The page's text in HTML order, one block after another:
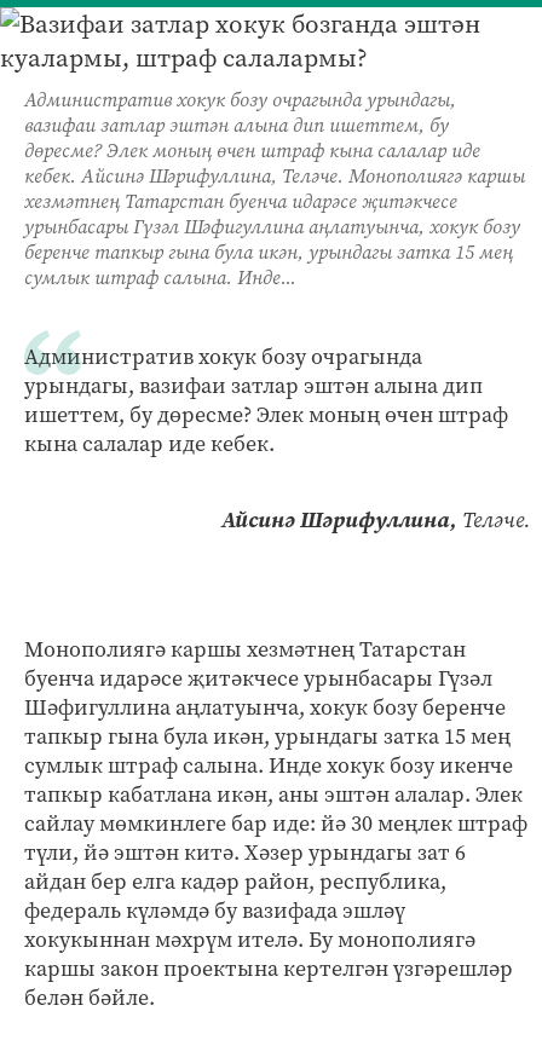
Административ хокук бозу очрагында урындагы,
вазифаи затлар эштән алына дип ишеттем, бу
дөресме? Элек моның өчен штраф кына салалар иде
кебек. Айсинә Шәрифуллина, Теләче. Монополиягә каршы
хезмәтнең Татарстан буенча идарәсе җитәкчесе
урынбасары Гүзәл Шәфигуллина аңлатуынча, хокук бозу
беренче тапкыр гына була икән, урындагы затка 15 мең
сумлык штраф салына. Инде...
Административ хокук бозу очрагында
урындагы, вазифаи затлар эштән алына дип
ишеттем, бу дөресме? Элек моның өчен штраф
кына салалар иде кебек.
Айсинә Шәрифуллина, Теләче.
Монополиягә каршы хезмәтнең Татарстан
буенча идарәсе җитәкчесе урынбасары Гүзәл
Шәфигуллина аңлатуынча, хокук бозу беренче
тапкыр гына була икән, урындагы затка 15 мең
сумлык штраф салына. Инде хокук бозу икенче
тапкыр кабатлана икән, аны эштән алалар. Элек
сайлау мөмкинлеге бар иде: йә 30 меңлек штраф
түли, йә эштән китә. Хәзер урындагы зат 6
айдан бер елга кадәр район, республика,
федераль күләмдә бу вазифада эшләү
хокукыннан мәхрүм ителә. Бу монополиягә
каршы закон проектына кертелгән үзгәрешләр
белән бәйле.